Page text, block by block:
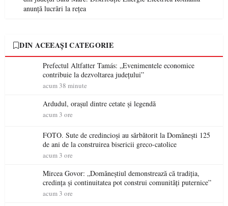
anunță lucrări la rețea
DIN ACEEAȘI CATEGORIE
Prefectul Altfatter Tamás: „Evenimentele economice
contribuie la dezvoltarea județului”
acum 38 minute
Ardudul, orașul dintre cetate și legendă
acum 3 ore
FOTO. Sute de credincioși au sărbătorit la Domănești 125
de ani de la construirea bisericii greco-catolice
acum 3 ore
Mircea Govor: „Domăneștiul demonstrează că tradiția,
credința și continuitatea pot construi comunități puternice”
acum 3 ore